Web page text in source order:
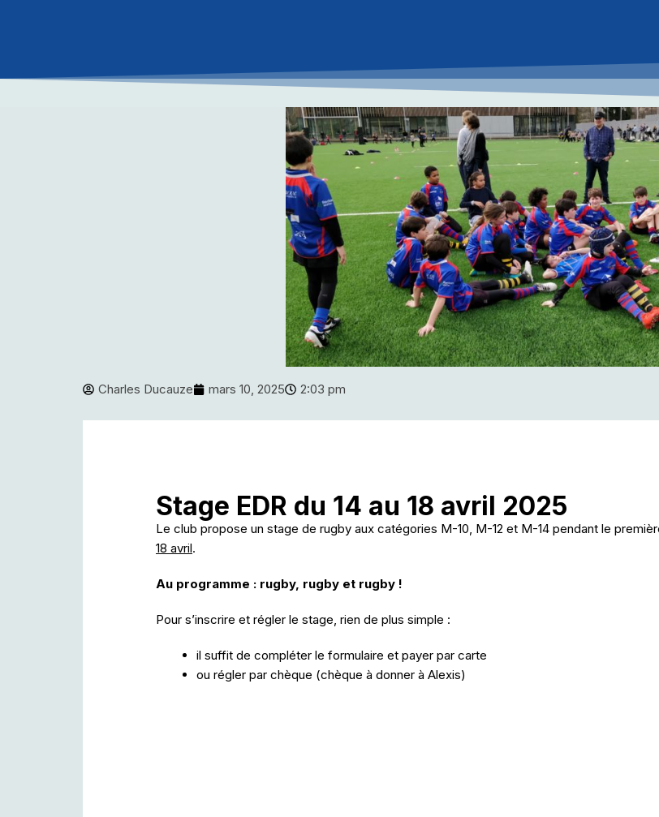
Charles Ducauze mars 10, 2025 2:03 pm
Stage EDR du 14 au 18 avril 2025
Le club propose un stage de rugby aux catégories M-10, M-12 et M-14 pendant le
18 avril.
Au programme : rugby, rugby et rugby !
Pour s’inscrire et régler le stage, rien de plus simple :
il suffit de compléter le formulaire et payer par carte
ou régler par chèque (chèque à donner à Alexis)